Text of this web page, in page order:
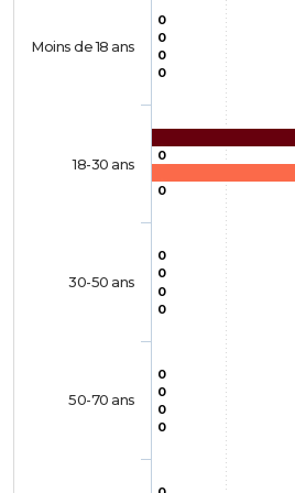
0
0
0
0
0
0
0
0
0
0
0
0
0
0
Moins de 18 ans
18-30 ans
30-50 ans
50-70 ans